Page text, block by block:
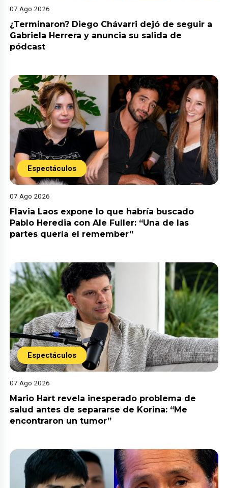
07 Ago 2026
¿Terminaron? Diego Chávarri dejó de seguir a
Gabriela Herrera y anuncia su salida de
pódcast
Espectáculos
07 Ago 2026
Flavia Laos expone lo que habría buscado
Pablo Heredia con Ale Fuller: “Una de las
partes quería el remember”
Espectáculos
07 Ago 2026
Mario Hart revela inesperado problema de
salud antes de separarse de Korina: “Me
encontraron un tumor”